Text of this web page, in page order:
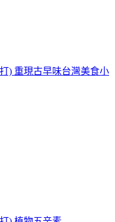
) 重現古早味台灣美食小